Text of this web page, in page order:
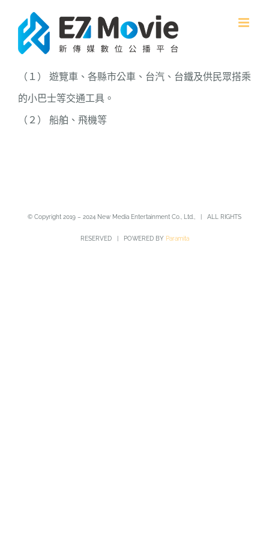
content
（１） 遊覽車、各縣市公車、台汽、台鐵及供民眾搭乘
的小巴士等交通工具。
（２） 船舶、飛機等
© Copyright 2019 – 2024 New Media Entertainment Co., Ltd., | ALL RIGHTS
RESERVED | POWERED BY Paramita